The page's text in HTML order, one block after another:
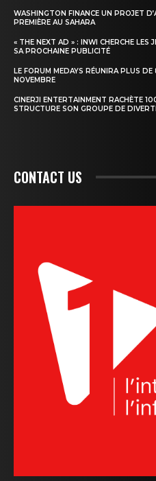
WASHINGTON FINANCE UN PROJET
PREMIÈRE AU SAHARA
« THE NEXT AD » : INWI CHERCHE LES
SA PROCHAINE PUBLICITÉ
LE FORUM MEDAYS RÉUNIRA PLUS
NOVEMBRE
CINERJI ENTERTAINMENT RACHÈTE
STRUCTURE SON GROUPE DE
CONTACT US